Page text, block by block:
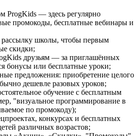
ProgKids — здесь регулярно
промокоды, бесплатные вебинары и
школы, чтобы первым
скидки;
друзьям — за приглашённых
бонусы или бесплатные уроки;
предложения: приобретение целого
дешевле разовых уроков;
обучение с бесплатным
"визуальное программирование в
по промокоду);
конкурсах и бесплатных
различных возрастов;